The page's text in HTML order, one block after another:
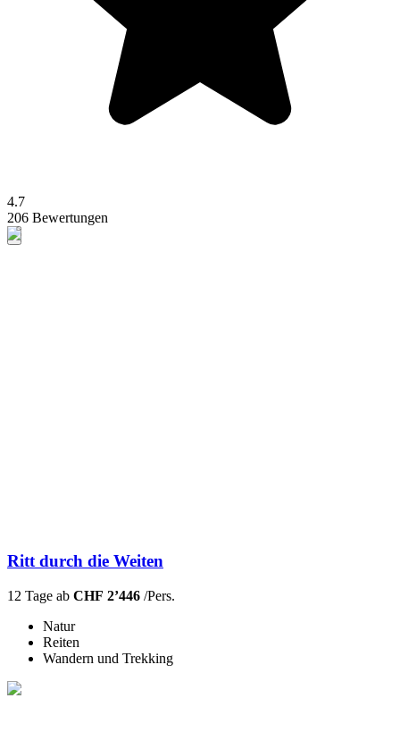
4.7
206 Bewertungen
Ritt durch die Weiten
12 Tage ab CHF 2’446 /Pers.
Natur
Reiten
Wandern und Trekking